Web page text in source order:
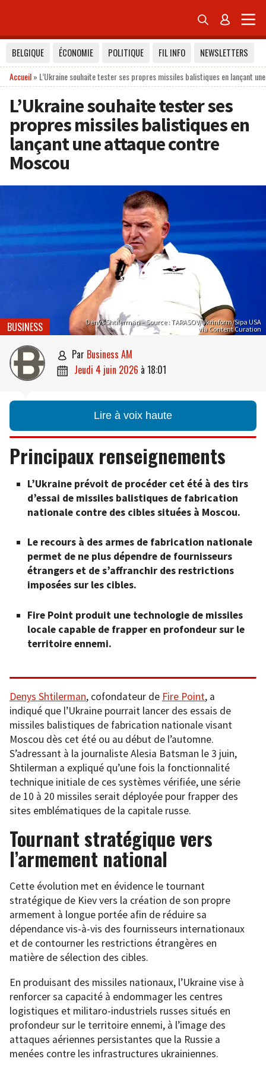
 
BELGIQUE ÉCONOMIE POLITIQUE FIL INFO
NEWSLETTERS
Accueil» L’Ukraine souhaite tester ses propres missiles balistiques en lançant
L’Ukraine souhaite tester ses
propres missiles balistiques en
lançant une attaque contre
Moscou
Denys Shtilerman – Source : TARASOV/Ukrinform/Sipa USA
via Content Curation
BUSINESS
 par Business AM
 jeudi 4 juin 2026 à 18:01
Lire à voix haute
Principaux renseignements
L’Ukraine prévoit de procéder cet été à des tirs
d’essai de missiles balistiques de fabrication
nationale contre des cibles situées à Moscou.
Le recours à des armes de fabrication nationale
permet de ne plus dépendre de fournisseurs
étrangers et de s’affranchir des restrictions
imposées sur les cibles.
Fire Point produit une technologie de missiles
locale capable de frapper en profondeur sur le
territoire ennemi.
Denys Shtilerman, cofondateur de Fire Point, a
indiqué que l’Ukraine pourrait lancer des essais de
missiles balistiques de fabrication nationale visant
Moscou dès cet été ou au début de l’automne.
S’adressant à la journaliste Alesia Batsman le 3 juin,
Shtilerman a expliqué qu’une fois la fonctionnalité
technique initiale de ces systèmes vérifiée, une série
de 10 à 20 missiles serait déployée pour frapper des
sites emblématiques de la capitale russe.
Tournant stratégique vers
l’armement national
Cette évolution met en évidence le tournant
stratégique de Kiev vers la création de son propre
armement à longue portée afin de réduire sa
dépendance vis-à-vis des fournisseurs internationaux
et de contourner les restrictions étrangères en
matière de sélection des cibles.
En produisant des missiles nationaux, l’Ukraine vise à
renforcer sa capacité à endommager les centres
logistiques et militaro-industriels russes situés en
profondeur sur le territoire ennemi, à l’image des
attaques aériennes persistantes que la Russie a
menées contre les infrastructures ukrainiennes.